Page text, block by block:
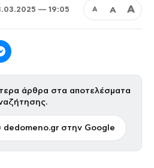
— 19:05 Α Α Α
άρθρα στα αποτελέσματα
στην Google